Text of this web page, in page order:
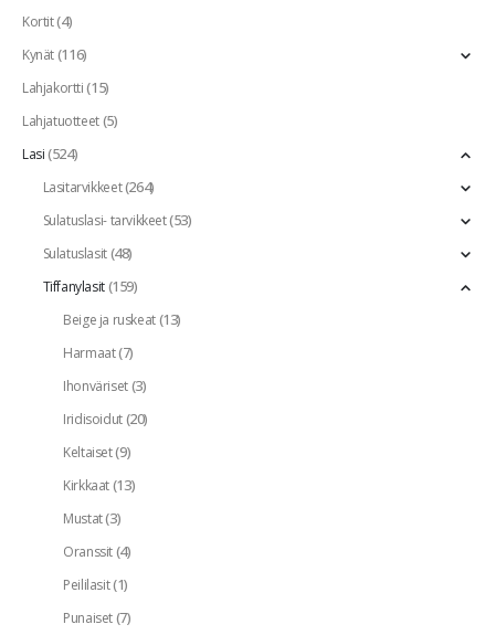
Kortit(4)
Kynät(116)
Lahjakortti(15)
Lahjatuotteet(5)
Lasi(524)
Lasitarvikkeet(264)
Sulatuslasi- tarvikkeet(53)
Sulatuslasit(48)
Tiffanylasit(159)
Beige ja ruskeat(13)
Harmaat(7)
Ihonväriset(3)
Iridisoidut(20)
Keltaiset(9)
Kirkkaat(13)
Mustat(3)
Oranssit(4)
Peililasit(1)
Punaiset(7)